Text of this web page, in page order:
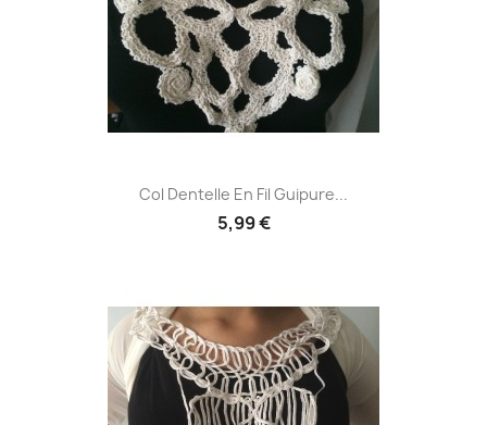
Col Dentelle En Fil Guipure...
5,99 €